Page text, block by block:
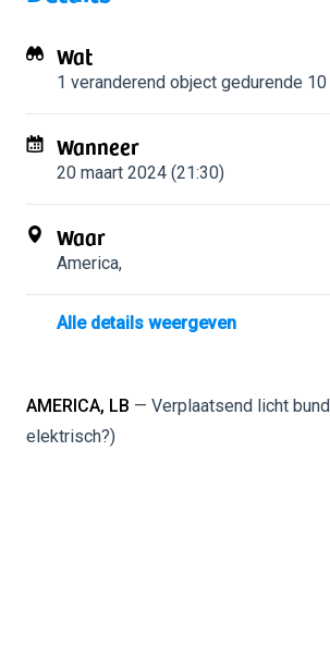
Wat
1 veranderend object gedurende
Wanneer
20 maart 2024 (21:30)
Waar
America,
Alle details weergeven
AMERICA, LB — Verplaatsend licht
elektrisch?)